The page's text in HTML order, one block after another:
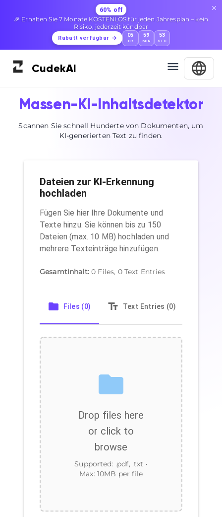
60% off
🎉 Erhalten Sie 7 Monate KOSTENLOS für jeden Jahresplan – kein
Risiko, jederzeit kündbar
Rabatt verfügbar 05
HR
59
MIN
52
SEC
CudekAI
Massen-KI-Inhaltsdetektor
Scannen Sie schnell Hunderte von Dokumenten, um
KI-generierten Text zu finden.
Dateien zur KI-Erkennung
hochladen
Fügen Sie hier Ihre Dokumente und
Texte hinzu. Sie können bis zu 150
Dateien (max. 10 MB) hochladen und
mehrere Texteinträge hinzufügen.
Gesamtinhalt: 0 Files, 0Text Entries
Files (0) Text Entries (0)
Drop files here
or click to
browse
Supported: .pdf, .txt •
Max: 10MB per file